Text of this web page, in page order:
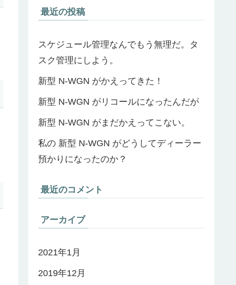
最近の投稿
スケジュール管理なんでもう無理だ。タ
スク管理にしよう。
新型 N-WGN がかえってきた！
新型 N-WGN がリコールになったんだが
新型 N-WGN がまだかえってこない。
私の 新型 N-WGN がどうしてディーラー
預かりになったのか？
最近のコメント
アーカイブ
2021年1月
2019年12月